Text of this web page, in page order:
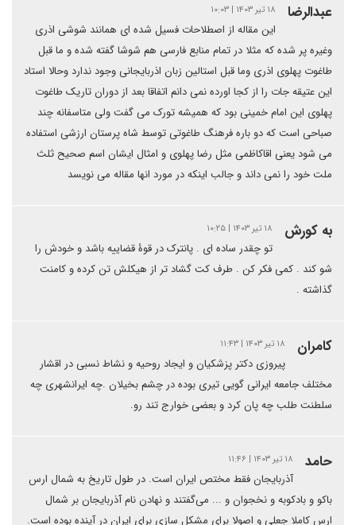
عبدالرضا ۱۸ تیر ۱۴۰۳ | ۱۰:۰۳
این مقاله از اصطلاحات فسیل شده ای همانند شوشی اذری
وغیره پر شده که مثلا در تمام منابع فارسی هم شوشا گفته شده و ما قبل
طاغوت پهلوی اذری وما قبل استالین زبان اذربایجانی وجود ندارد وحالا استاد
این عتیقه جات را از کجا اورده نمی دانم اتفاقا بعد از دوران تاریک طاغوت
پهلوی این امام خمینی بود که همیشه تورک می گفت ولی متاسفانه چند
صباحی است که دو باره فرهنگ طاغوتی توسط شاه پرستان ارزشی استفاده
می شود یعنی اقاکاظمی مثل رضا پهلوی و امثال ایشان اسم صحیح ثلث
ملت خود را نمی داند و جالب اینکه در مورد انها مقاله می نویسد
به کورش ۱۸ تیر ۱۴۰۳ | ۱۰:۲۵
تو چقدر ساده ای . پانترک در قوۀ قضاییه باشد و خودش را
شو کند . کمی فکر کن . طرف کت گشاد تر از هیکلش تن کرده و کامنت
گذاشته .
کامران ۱۸ تیر ۱۴۰۳ | ۱۱:۴۳
پیروزی دکتر پزشکیان و ایجاد روحیه و نشاط نسبی در اقشار
مختلف جامعه ایرانی گویی تیری بوده در چشم بخیلان .چه ایرانشهری چه
سلطنت طلب چه پان کرد و بعضی خوارج تند رو.
حامد ۱۸ تیر ۱۴۰۳ | ۱۱:۴۶
آذربایجان فقط مختص ایران است. در طول تاریخ به شمال ارس
باکو و بادکوبه و نخجوان و ... می‌گفتند و نهادن نام آذربایجان بر شمال
ارس کاملا جعلی و اصولا برای مشکل سازی برای ایران در آینده بوده است.